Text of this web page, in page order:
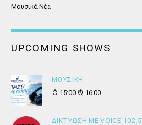
Μουσικά Νέα
UPCOMING SHOWS
ΜΟΥΣΙΚΗ
15:00
16:00
ΔΙΚΤΥΩΣΗ ΜΕ VOICE 102,5